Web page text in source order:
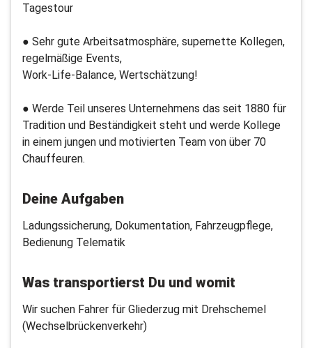
Tagestour
● Sehr gute Arbeitsatmosphäre, supernette Kollegen,
regelmäßige Events,
Work-Life-Balance, Wertschätzung!
● Werde Teil unseres Unternehmens das seit 1880 für
Tradition und Beständigkeit steht und werde Kollege
in einem jungen und motivierten Team von über 70
Chauffeuren.
Deine Aufgaben
Ladungssicherung, Dokumentation, Fahrzeugpflege,
Bedienung Telematik
Was transportierst Du und womit
Wir suchen Fahrer für Gliederzug mit Drehschemel
(Wechselbrückenverkehr)